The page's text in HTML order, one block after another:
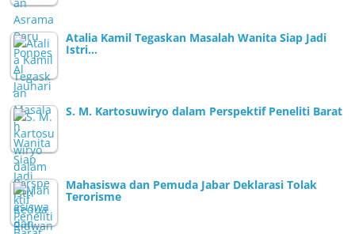
Atalia Kamil Tegaskan Masalah Wanita Siap Jadi
Istri…
S. M. Kartosuwiryo dalam Perspektif Peneliti Barat
Mahasiswa dan Pemuda Jabar Deklarasi Tolak
Terorisme